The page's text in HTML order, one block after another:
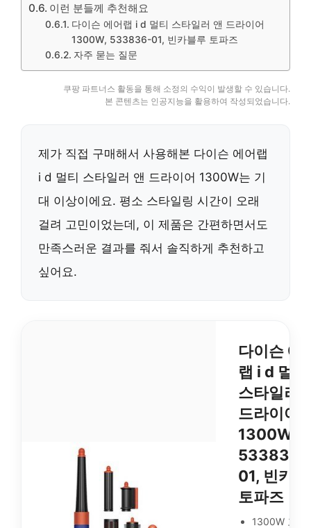
이런 분들께 추천해요
다이슨 에어랩 i d 멀티 스타일러 앤 드라이어
1300W, 533836-01, 빈카블루 토파즈
자주 묻는 질문
쿠팡 파트너스 활동을 통해 소정의 수익이 발생할 수 있습니다.
본 콘텐츠는 인공지능을 활용하여 작성되었습니다.
제가 직접 구매해서 사용해본 다이슨 에어랩
i d 멀티 스타일러 앤 드라이어 1300W는 기
대 이상이에요. 평소 스타일링 시간이 오래
걸려 고민이었는데, 이 제품은 간편하면서도
만족스러운 결과를 줘서 솔직하게 추천하고
싶어요.
다이슨 에
랩 i d 멀티
스타일러
드라이어
1300W,
533836-
01, 빈카
토파즈
1300W 고출